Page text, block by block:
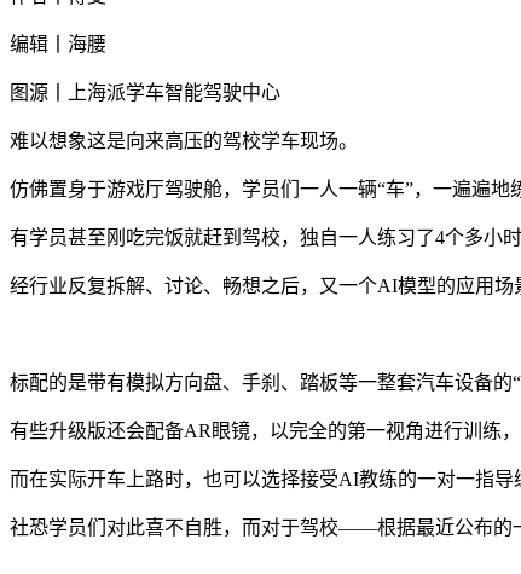
编辑丨海腰
图源丨上海派学车智能驾驶中心
难以想象这是向来高压的驾校学车现场。
仿佛置身于游戏厅驾驶舱，学员们一人一辆“车”，一遍遍地
有学员甚至刚吃完饭就赶到驾校，独自一人练习了4个多小
经行业反复拆解、讨论、畅想之后，又一个AI模型的应用
标配的是带有模拟方向盘、手刹、踏板等一整套汽车设备
有些升级版还会配备AR眼镜，以完全的第一视角进行训练
而在实际开车上路时，也可以选择接受AI教练的一对一指导
社恐学员们对此喜不自胜，而对于驾校——根据最近公布的